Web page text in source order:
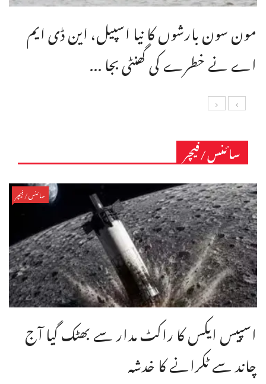
مون سون بارشوں کا نیا اسپیل، این ڈی ایم
اے نے خطرے کی گھنٹی بجا ...
سائنس/فیچر
سائنس/فیچر
اسپیس ایکس کا راکٹ مدار سے بھٹک گیا آج
چاند سے ٹکرانے کا خدشہ